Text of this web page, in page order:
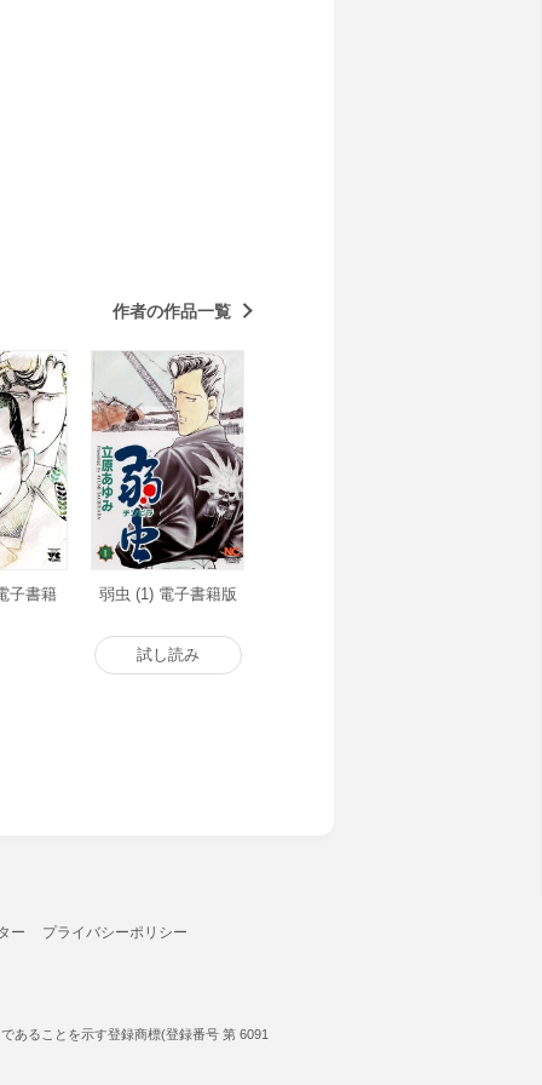
作者の作品一覧
子書籍 弱虫 (1) 電子書籍版
試し読み
ー プライバシーポリシー
あることを示す登録商標(登録番号 第 6091